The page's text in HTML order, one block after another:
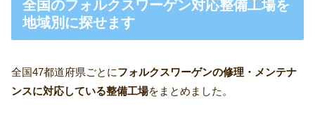
全国のフォルクスワーゲン対応整備工場を
地域別に探せます
全国47都道府県ごとにフォルクスワーゲンの修理・メンテナ
ンスに対応している整備工場をまとめました。